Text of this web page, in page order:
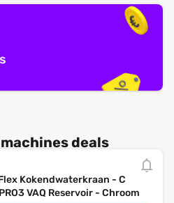
deals
Kokendwaterkraan - C
VAQ Reservoir - Chroom